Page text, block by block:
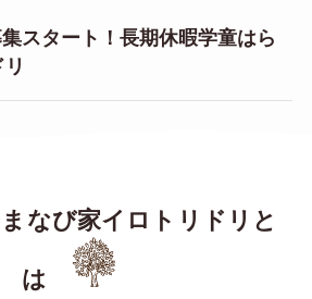
スタート！長期休暇学童はら
なび家イロトリドリと
は